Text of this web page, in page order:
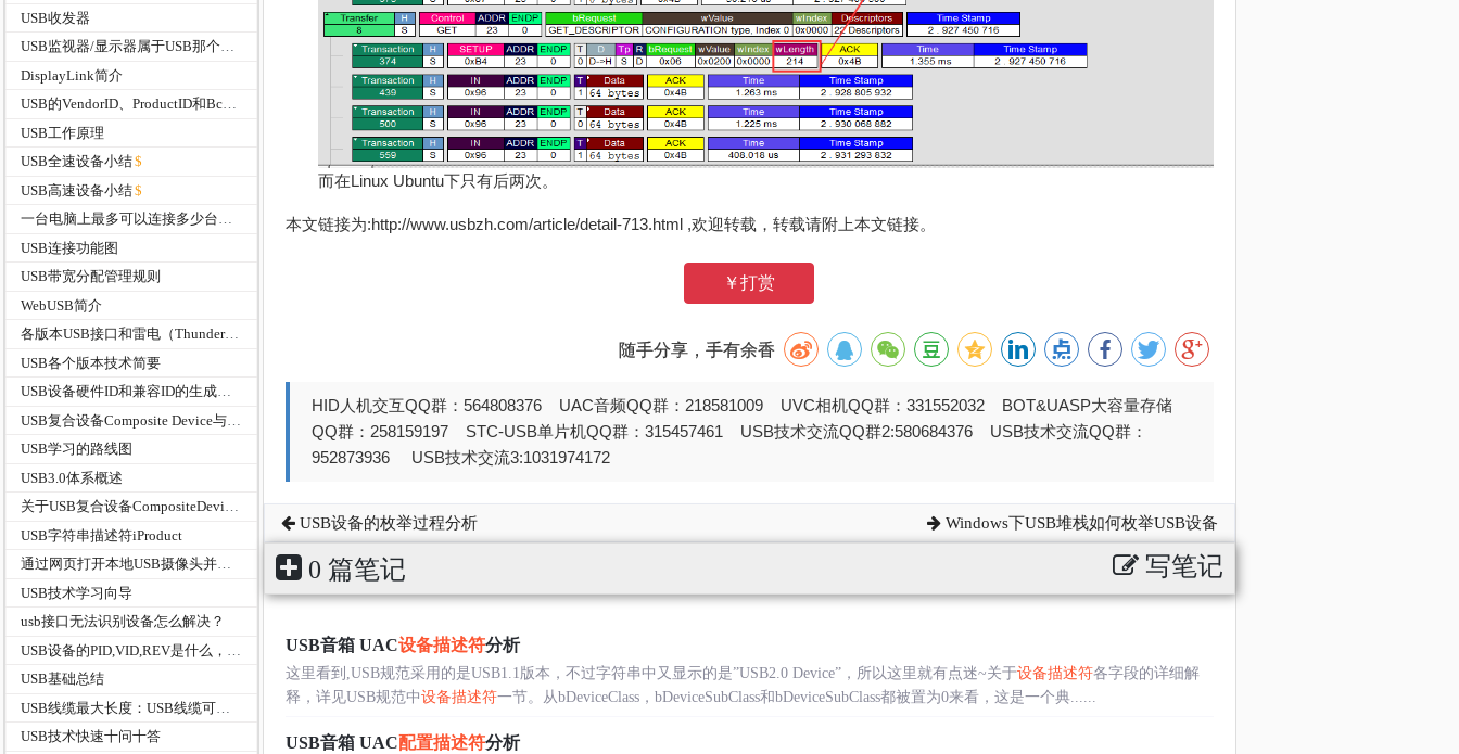
USB收发器
USB监视器/显示器属于USB那个分支？
DisplayLink简介
USB的VendorID、ProductID和BcdDevice有什么作用
USB工作原理
USB全速设备小结
USB高速设备小结
一台电脑上最多可以连接多少台USB设备？
USB连接功能图
USB带宽分配管理规则
WebUSB简介
各版本USB接口和雷电（Thunderbolt）接口的速度
USB各个版本技术简要
USB设备硬件ID和兼容ID的生成规则介绍
USB学习的路线图
USB3.0体系概述
关于USB复合设备CompositeDevice的交待
USB字符串描述符iProduct
通过网页打开本地USB摄像头并实现录制-WebCamera
USB技术学习向导
usb接口无法识别设备怎么解决？
USB基础总结
USB技术快速十问十答
而在Linux Ubuntu下只有后两次。
本文链接为:http://www.usbzh.com/article/detail-713.html ,欢迎转载，转载请附上本文链接。
￥打赏
随手分享，手有余香
HID人机交互QQ群：564808376 UAC音频QQ群：218581009 UVC相机QQ群：331552032 BOT&UASP大容量存储
QQ群：258159197 STC-USB单片机QQ群：315457461 USB技术交流QQ群2:580684376 USB技术交流QQ群：
952873936 USB技术交流3:1031974172
USB设备的枚举过程分析 Windows下USB堆栈如何枚举USB设备
0 篇笔记 写笔记
USB音箱 UAC设备描述符分析
这里看到,USB规范采用的是USB1.1版本，不过字符串中又显示的是”USB2.0 Device”，所以这里就有点迷~关于设备描述符各字段的详细解
释，详见USB规范中设备描述符一节。从bDeviceClass，bDeviceSubClass和bDeviceSubClass都被置为0来看，这是一个典......
USB音箱 UAC配置描述符分析